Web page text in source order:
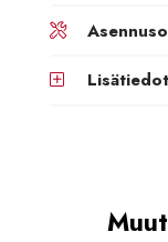
Lisätiedot